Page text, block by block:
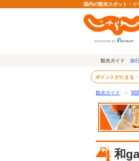
国内の観光スポット・
観光ガイド 旅
ポイントがたまる
観光ガイド ＞ 関
和